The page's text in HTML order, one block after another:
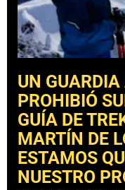
UN
PROHIBIÓ
GUÍA DE
MARTÍN DE
ESTAMOS
NUESTRO